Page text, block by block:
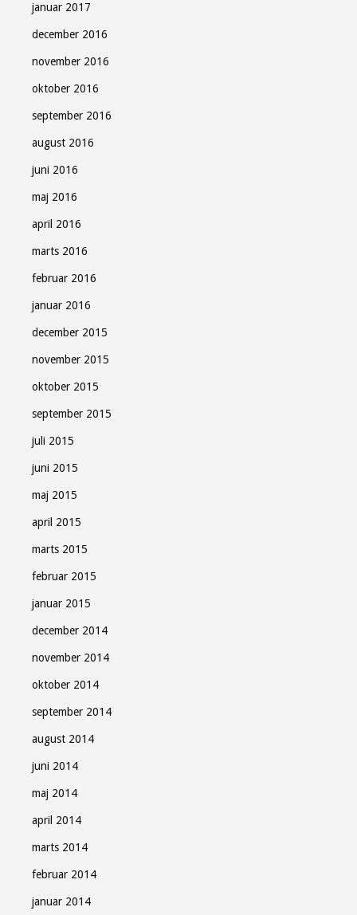
januar 2017
december 2016
november 2016
oktober 2016
september 2016
august 2016
juni 2016
maj 2016
april 2016
marts 2016
februar 2016
januar 2016
december 2015
november 2015
oktober 2015
september 2015
juli 2015
juni 2015
maj 2015
april 2015
marts 2015
februar 2015
januar 2015
december 2014
november 2014
oktober 2014
september 2014
august 2014
juni 2014
maj 2014
april 2014
marts 2014
februar 2014
januar 2014